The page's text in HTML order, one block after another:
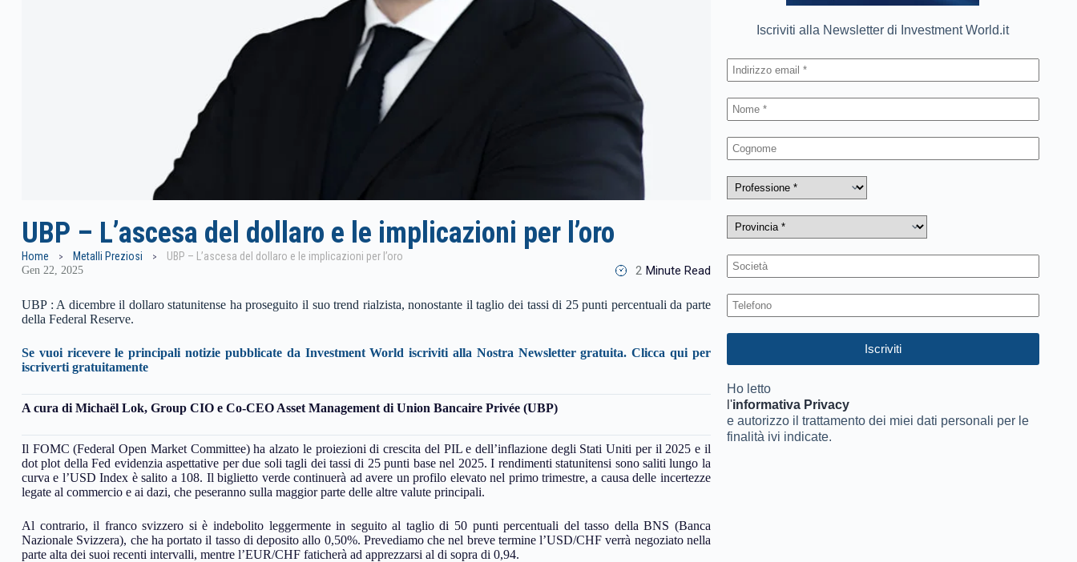
UBP – L’ascesa del dollaro e le implicazioni per l’oro
Home Metalli Preziosi UBP – L’ascesa del dollaro e le implicazioni per l’oro
Gen 22, 2025 2 Minute Read
UBP : A dicembre il dollaro statunitense ha proseguito il suo trend rialzista, nonostante il taglio dei tassi di 25 punti percentuali da parte
della Federal Reserve.
Se vuoi ricevere le principali notizie pubblicate da Investment World iscriviti alla Nostra Newsletter gratuita. Clicca qui per
iscriverti gratuitamente
A cura di Michaël Lok, Group CIO e Co-CEO Asset Management di Union Bancaire Privée (UBP)
Il FOMC (Federal Open Market Committee) ha alzato le proiezioni di crescita del PIL e dell’inflazione degli Stati Uniti per il 2025 e il
dot plot della Fed evidenzia aspettative per due soli tagli dei tassi di 25 punti base nel 2025. I rendimenti statunitensi sono saliti lungo la
curva e l’USD Index è salito a 108. Il biglietto verde continuerà ad avere un profilo elevato nel primo trimestre, a causa delle incertezze
legate al commercio e ai dazi, che peseranno sulla maggior parte delle altre valute principali.
Al contrario, il franco svizzero si è indebolito leggermente in seguito al taglio di 50 punti percentuali del tasso della BNS (Banca
Nazionale Svizzera), che ha portato il tasso di deposito allo 0,50%. Prevediamo che nel breve termine l’USD/CHF verrà negoziato nella
parte alta dei suoi recenti intervalli, mentre l’EUR/CHF faticherà ad apprezzarsi al di sopra di 0,94.
Iscriviti alla Newsletter di Investment World.it
Ho letto
l'informativa Privacy
e autorizzo il trattamento dei miei dati personali per le
finalità ivi indicate.